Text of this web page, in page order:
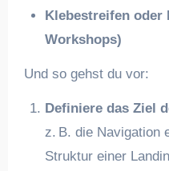
Klebestreifen oder
Workshops)
Und so gehst du vor:
Definiere das Ziel
z. B. die Navigation
Struktur einer